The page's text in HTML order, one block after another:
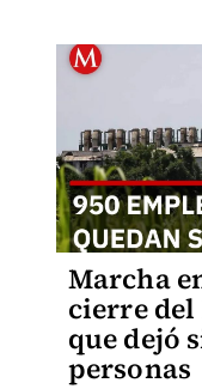
Marcha
cierre
que dejó
personas